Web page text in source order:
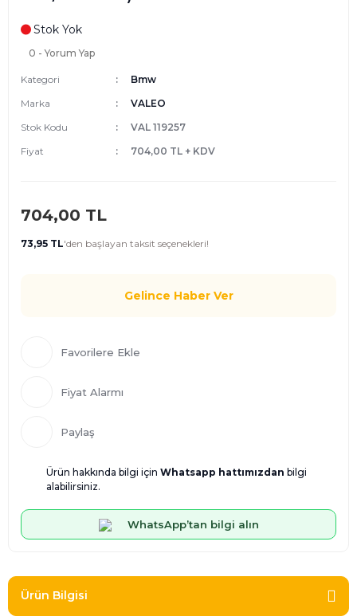
Stok Yok
0 - Yorum Yap
Kategori
Bmw
Marka
VALEO
Stok Kodu
VAL 119257
Fiyat
704,00 TL + KDV
704,00 TL
73,95 TL'den başlayan taksit seçenekleri!
Gelince Haber Ver
Fiyat Alarmı
Paylaş
Ürün hakkında bilgi için Whatsapp hattımızdan bilgi
alabilirsiniz.
WhatsApp’tan bilgi alın
Ürün Bilgisi